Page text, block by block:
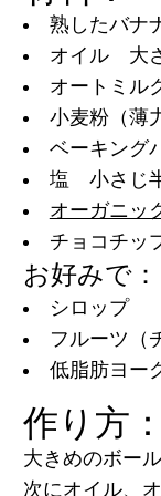
熟したバナ
オイル 大
オートミ
小麦粉（薄
ベーキング
塩 小さじ
オーガニッ
チョコチ
お好みで：
シロップ
フルーツ（
低脂肪ヨー
作り方：
大きめのボー
次にオイル、